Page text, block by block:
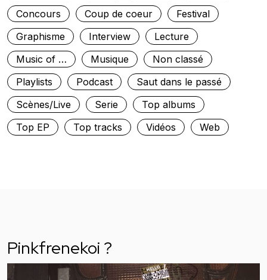
Concours
Coup de coeur
Festival
Graphisme
Interview
Lecture
Music of …
Musique
Non classé
Playlists
Podcast
Saut dans le passé
Scènes/Live
Serie
Top albums
Top EP
Top tracks Vidéos Web
Pinkfrenekoi ?